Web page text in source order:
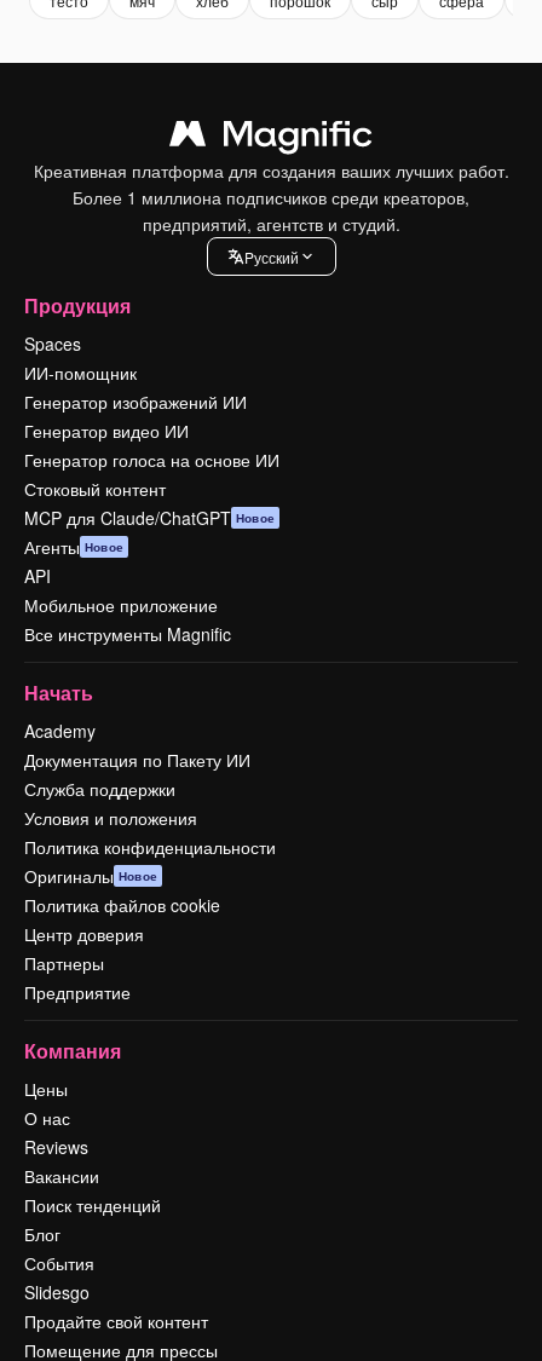
Креативная платформа для создания ваших лучших работ.
Более 1 миллиона подписчиков среди креаторов,
предприятий, агентств и студий.
Pусский
Продукция
Spaces
ИИ-помощник
Генератор изображений ИИ
Генератор видео ИИ
Генератор голоса на основе ИИ
Стоковый контент
MCP для Claude/ChatGPT Новое
Агенты Новое
API
Мобильное приложение
Все инструменты Magnific
Начать
Academy
Документация по Пакету ИИ
Служба поддержки
Условия и положения
Политика конфиденциальности
Оригиналы Новое
Политика файлов cookie
Центр доверия
Партнеры
Предприятие
Компания
Цены
О нас
Reviews
Вакансии
Поиск тенденций
Блог
События
Slidesgo
Продайте свой контент
Помещение для прессы